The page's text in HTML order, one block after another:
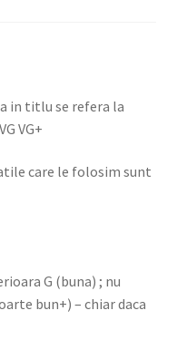
in titlu se refera la
VG+
care le folosim sunt
G (buna) ; nu
bun+) – chiar daca